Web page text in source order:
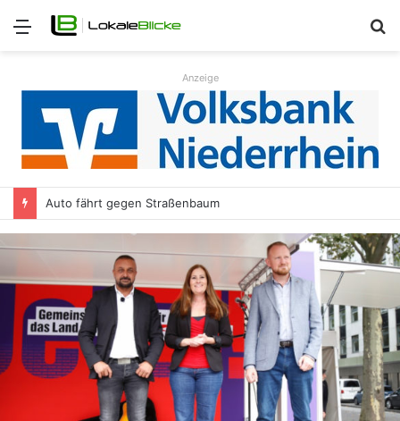
Menü
Anzeige
Auto fährt gegen Straßenbaum